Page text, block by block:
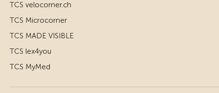
TCS velocorner.ch
TCS Microcorner
TCS MADE VISIBLE
TCS lex4you
TCS MyMed